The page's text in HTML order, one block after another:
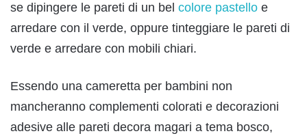
se dipingere le pareti di un bel colore pastello e
arredare con il verde, oppure tinteggiare le pareti di
verde e arredare con mobili chiari.
Essendo una cameretta per bambini non
mancheranno complementi colorati e decorazioni
adesive alle pareti decora magari a tema bosco,